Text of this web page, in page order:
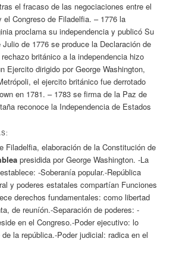
el fracaso de las negociaciones entre el
el Congreso de Filadelfia. – 1776 la
proclama su independencia y publicó Su
de 1776 se produce la Declaración de
británico a la independencia hizo
Ejercito dirigido por George Washington,
el ejercito británico fue derrotado
en 1781. – 1783 se firma de la Paz de
reconoce la Independencia de Estados
Filadelfia, elaboración de la Constitución de
presidida por George Washington. -La
-Soberanía popular.-República
y poderes estatales compartían Funciones
derechos fundamentales: como libertad
de reuníón.-Separación de poderes: -
en el Congreso.-Poder ejecutivo: lo
la república.-Poder judicial: radica en el